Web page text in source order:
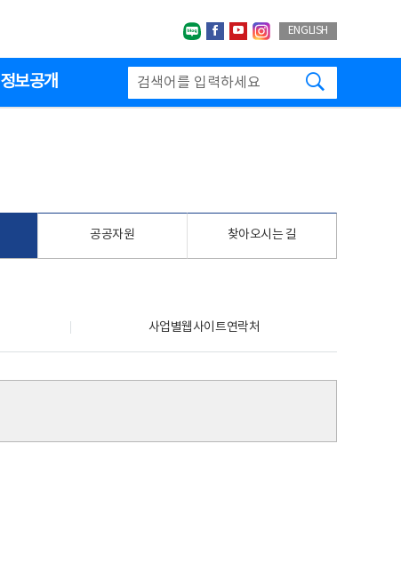
네이버블로그
페이스북
유투브인스타그랩
ENGLISH
정보공개
공공자원 찾아오시는 길
사업별웹사이트연락처